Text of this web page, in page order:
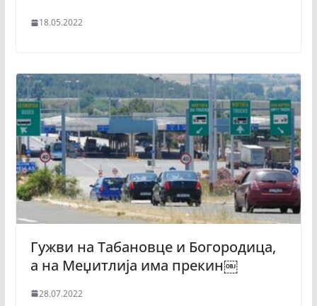
18.05.2022
Гужви на Табановце и Богородица,
а на Меџитлија има прекин￼
28.07.2022